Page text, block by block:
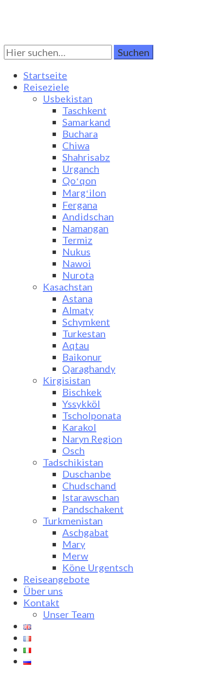
Turkestan Travel
Discover Central Asia
Suchen
Sie
nach:Startseite
Reiseziele
Usbekistan
Taschkent
Samarkand
Buchara
Chiwa
Shahrisabz
Urganch
Qoʻqon
Margʻilon
Fergana
Andidschan
Namangan
Termiz
Nukus
Nawoi
Nurota
Kasachstan
Astana
Almaty
Schymkent
Turkestan
Aqtau
Baikonur
Qaraghandy
Kirgisistan
Bischkek
Yssykköl
Tscholponata
Karakol
Naryn Region
Osch
Tadschikistan
Duschanbe
Chudschand
Istarawschan
Pandschakent
Turkmenistan
Aschgabat
Mary
Merw
Köne Urgentsch
Reiseangebote
Über uns
Kontakt
Unser Team